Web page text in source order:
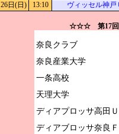
日(日) 13:10 ヴィッセル神戸
☆☆☆ 第17回
奈良クラブ
奈良産業大学
一条高校
天理大学
ディアプロッサ高田